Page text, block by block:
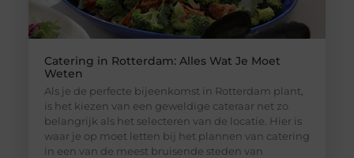
Catering in Rotterdam: Alles Wat Je Moet
Weten
Als je de perfecte bijeenkomst in Rotterdam plant,
is het kiezen van een geweldige cateraar net zo
belangrijk als het selecteren van de locatie. Hier is
waar je op moet letten bij het plannen van catering
in een van de meest bruisende steden van